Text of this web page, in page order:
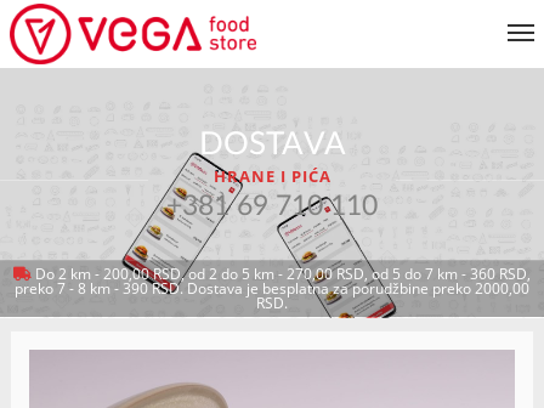
KORISNIČKI SERVISDOSTAVA
HRANE I PIĆA
+381 69 710 110
Do 2 km - 200,00 RSD, od 2 do 5 km - 270,00 RSD, od 5 do 7 km - 360 RSD,
preko 7 - 8 km - 390 RSD. Dostava je besplatna za porudžbine preko 2000,00
RSD.
VRATI SE NA JELOVNIK